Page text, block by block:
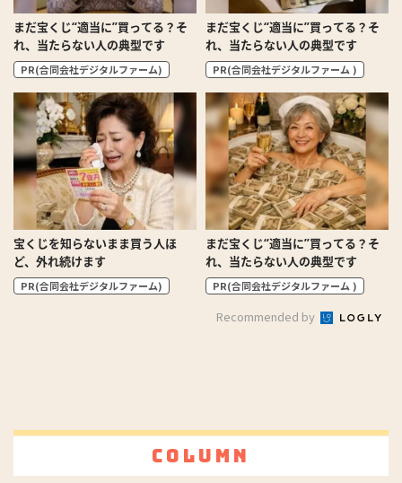
まだ宝くじ“適当に”買ってる？そ
れ、当たらない人の典型です
PR(合同会社デジタルファーム)
まだ宝くじ“適当に”買ってる？そ
れ、当たらない人の典型です
PR(合同会社デジタルファーム )
宝くじを知らないまま買う人ほ
ど、外れ続けます
PR(合同会社デジタルファーム)
まだ宝くじ“適当に”買ってる？そ
れ、当たらない人の典型です
PR(合同会社デジタルファーム )
Recommended by
Column